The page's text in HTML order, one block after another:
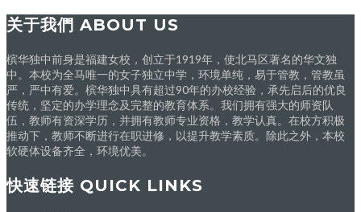
关于我們 ABOUT US
槟华独中前身是福建女校，创立于1919年，使北马区著名的华文独
中。本校为全马唯一的女子独立中学，环境单纯，易于管教，管教虽
严，严中有爱。槟华独中具有超过90年的办校经验，承先启后的优良
传统，坚定的办学理念及完整的教育体系。我们拥有强大的师资队
伍，教师有资深学历，并拥有教师专业资格，教学认真。在校方积极
推动下，教师不断进行在职进修，以提升教学素质。除此之外，本校
软硬体设备齐全，环境优美。
快速链接 QUICK LINKS